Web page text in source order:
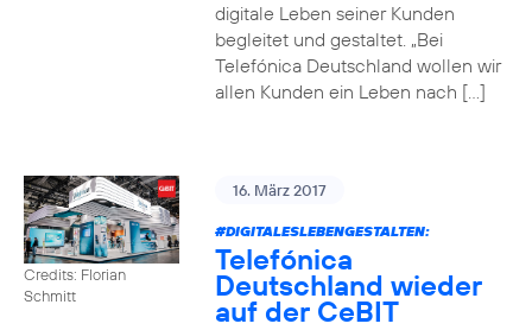
digitale Leben seiner Kunden
begleitet und gestaltet. „Bei
Telefónica Deutschland wollen wir
allen Kunden ein Leben nach […]
Credits: Florian
Schmitt
16. März 2017
#DIGITALESLEBENGESTALTEN:
Telefónica
Deutschland wieder
auf der CeBIT